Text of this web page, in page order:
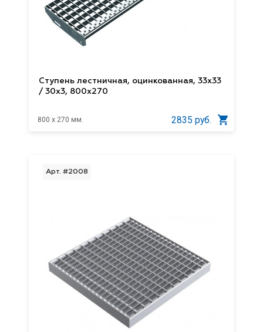
Ступень лестничная, оцинкованная, 33х33
/ 30х3, 800х270
800 x 270 мм. 2835 руб.
Арт. #2008